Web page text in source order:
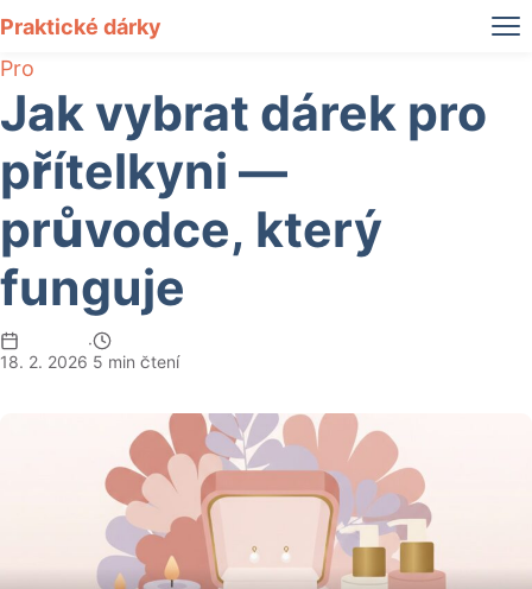
Praktické dárky
Pro
Jak vybrat dárek pro
přítelkyni —
průvodce, který
funguje
18. 2. 2026
·
5 min čtení